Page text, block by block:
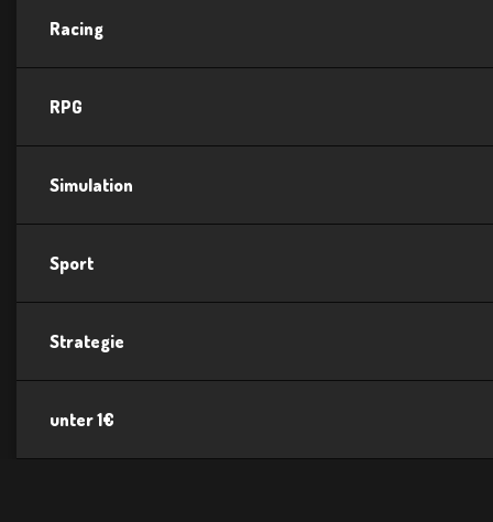
Racing
RPG
Simulation
Sport
Strategie
unter 1€